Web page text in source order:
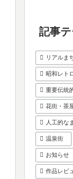
記事
リアルま
昭和レト
重要伝統
花街・茶
人工的な
温泉街
お知らせ
作品レビ